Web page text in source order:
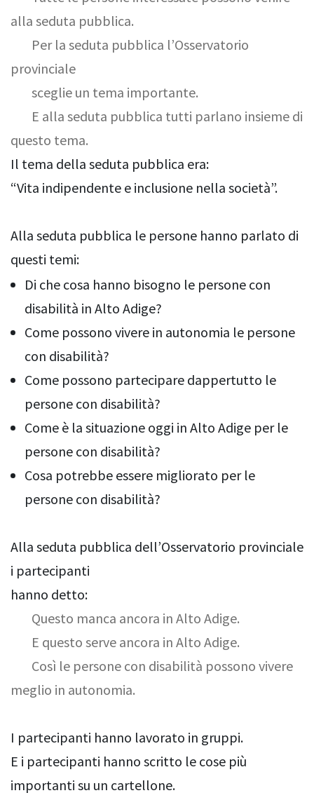
alla seduta pubblica.
Per la seduta pubblica l’Osservatorio
provinciale
sceglie un tema importante.
E alla seduta pubblica tutti parlano insieme di
questo tema.
Il tema della seduta pubblica era:
“Vita indipendente e inclusione nella società”.
Alla seduta pubblica le persone hanno parlato di
questi temi:
Di che cosa hanno bisogno le persone con
disabilità in Alto Adige?
Come possono vivere in autonomia le persone
con disabilità?
Come possono partecipare dappertutto le
persone con disabilità?
Come è la situazione oggi in Alto Adige per le
persone con disabilità?
Cosa potrebbe essere migliorato per le
persone con disabilità?
Alla seduta pubblica dell’Osservatorio provinciale
i partecipanti
hanno detto:
Questo manca ancora in Alto Adige.
E questo serve ancora in Alto Adige.
Così le persone con disabilità possono vivere
meglio in autonomia.
I partecipanti hanno lavorato in gruppi.
E i partecipanti hanno scritto le cose più
importanti su un cartellone.